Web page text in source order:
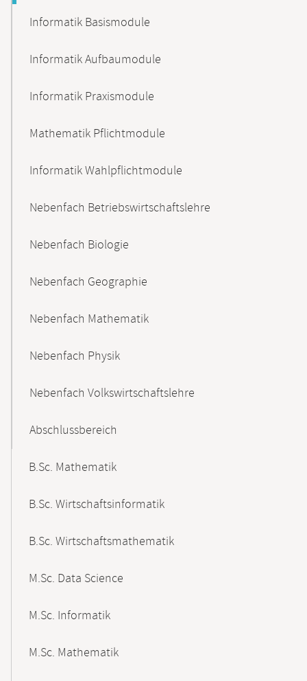
Informatik Basismodule
Informatik Aufbaumodule
Informatik Praxismodule
Mathematik Pflichtmodule
Informatik Wahlpflichtmodule
Nebenfach Betriebswirtschaftslehre
Nebenfach Biologie
Nebenfach Geographie
Nebenfach Mathematik
Nebenfach Physik
Nebenfach Volkswirtschaftslehre
Abschlussbereich
B.Sc. Mathematik
B.Sc. Wirtschaftsinformatik
B.Sc. Wirtschaftsmathematik
M.Sc. Data Science
M.Sc. Informatik
M.Sc. Mathematik